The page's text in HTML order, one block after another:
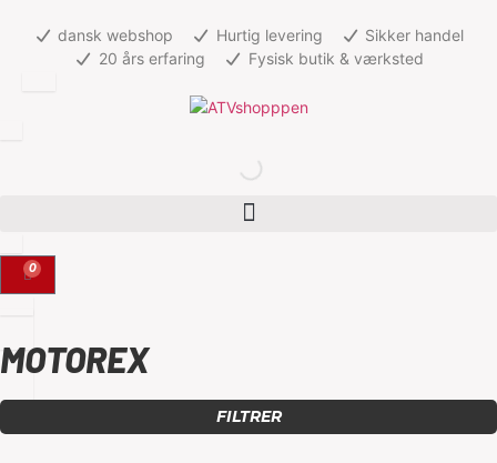
dansk webshop Hurtig levering
Sikker handel
20 års erfaring
Fysisk butik & værksted
0
MOTOREX
FILTRER